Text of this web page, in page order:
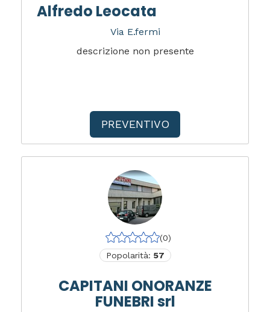
Alfredo Leocata
Via E.fermi
descrizione non presente
PREVENTIVO
(0)
Popolarità: 57
CAPITANI ONORANZE
FUNEBRI srl